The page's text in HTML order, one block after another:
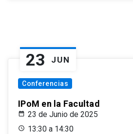
23 JUN
Conferencias
IPoM en la Facultad
23 de Junio de 2025
13:30 a 14:30